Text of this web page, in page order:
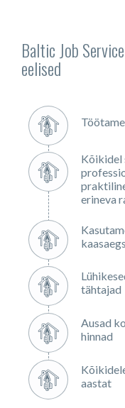
Baltic Job
eelised
Kõikidel
erineva
tähtajad
Ausad
hinnad
aastat